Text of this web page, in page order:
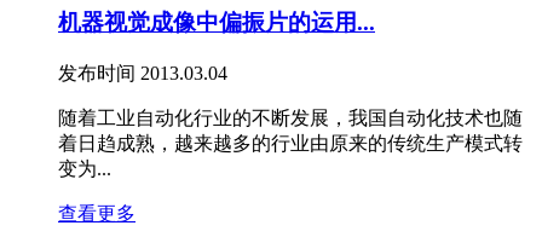
机器视觉成像中偏振片的运用...
发布时间 2013.03.04
随着工业自动化行业的不断发展，我国自动化技术也随
着日趋成熟，越来越多的行业由原来的传统生产模式转
变为...
查看更多